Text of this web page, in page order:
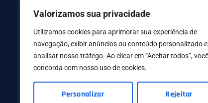
Valorizamos sua privacidade
Utilizamos cookies para aprimorar sua experiência de
navegação, exibir anúncios ou conteúdo personalizado e
analisar nosso tráfego. Ao clicar em “Aceitar todos”, você
concorda com nosso uso de cookies.
Personalizar Rejeitar